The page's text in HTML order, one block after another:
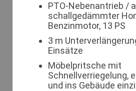
PTO-Nebenantrieb /
schallgedämmter
Benzinmotor, 13 PS
3 m
Einsätze
Möbelpritsche mit
Schnellverriegelung,
und ins Gebäude